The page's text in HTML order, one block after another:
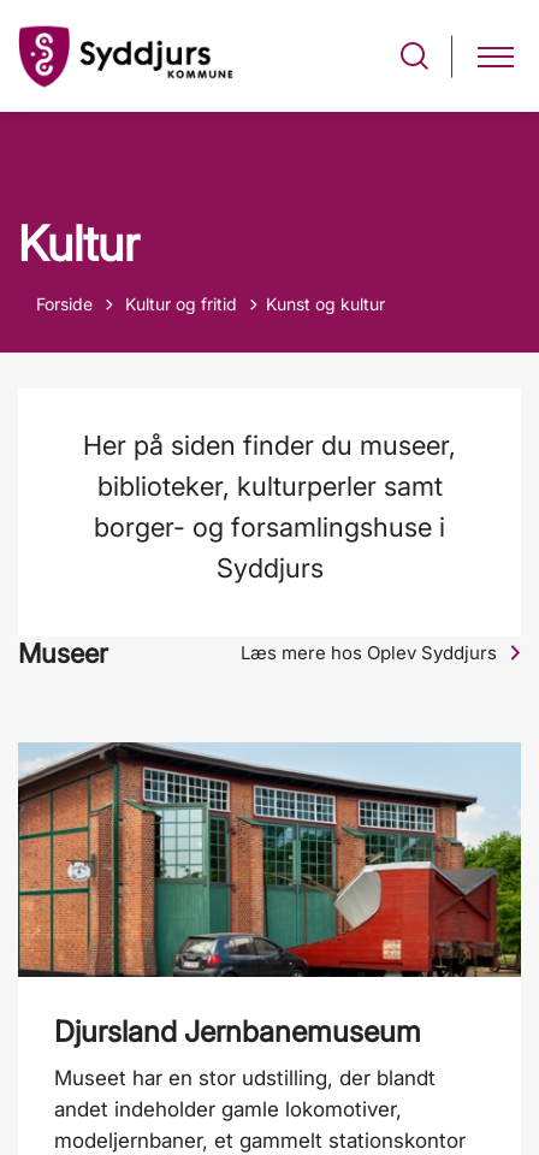
Kultur
Forside Tilbage til
Kultur og fritid Kunst og kultur
Her på siden finder du museer,
biblioteker, kulturperler samt
borger- og forsamlingshuse i
Syddjurs
Museer Læs mere hos Oplev Syddjurs
Djursland Jernbanemuseum
Museet har en stor udstilling, der blandt
andet indeholder gamle lokomotiver,
modeljernbaner, et gammelt stationskontor